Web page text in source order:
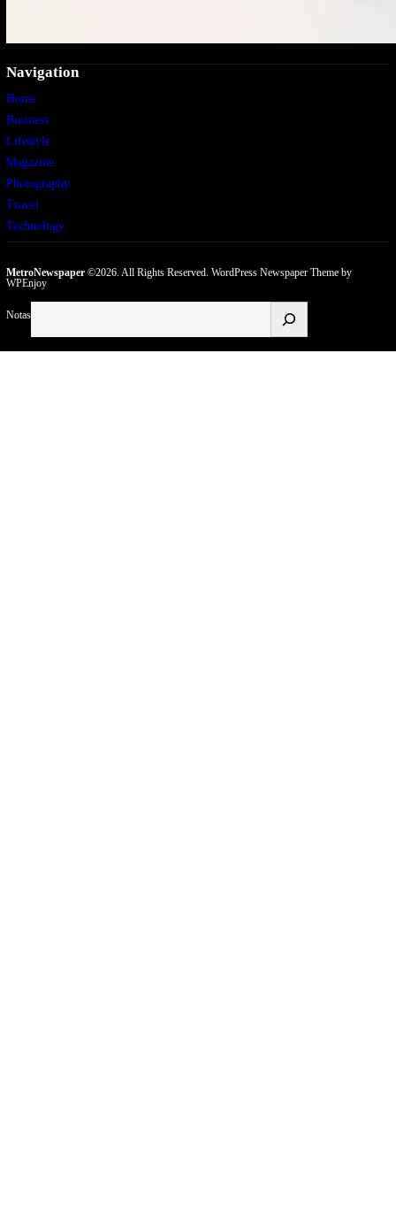
Navigation
Home
Business
Lifestyle
Magazine
Photography
Travel
Technology
MetroNewspaper©2026. All Rights Reserved. WordPress Newspaper Themeby
WPEnjoy
Notas